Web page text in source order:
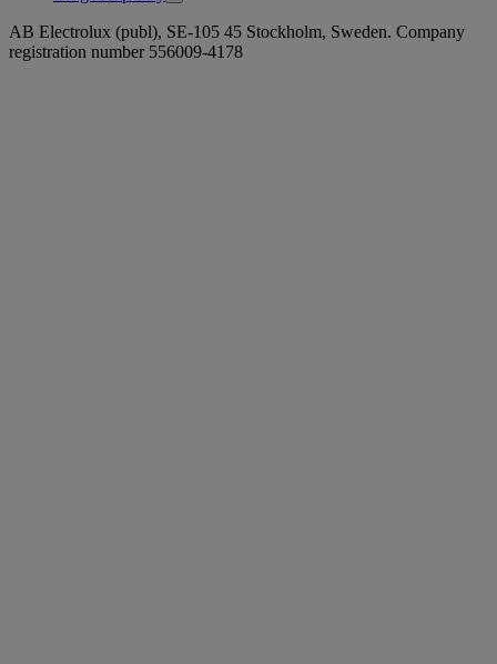
AB Electrolux (publ), SE-105 45 Stockholm, Sweden. Company
registration number 556009-4178